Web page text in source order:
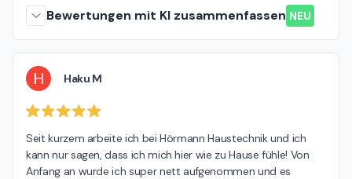
Bewertungen mit KI zusammenfassen NEU
H Haku M
Seit kurzem arbeite ich bei Hörmann Haustechnik und ich
kann nur sagen, dass ich mich hier wie zu Hause fühle! Von
Anfang an wurde ich super nett aufgenommen und es